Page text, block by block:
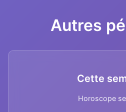
Autres
Cette
Horoscope